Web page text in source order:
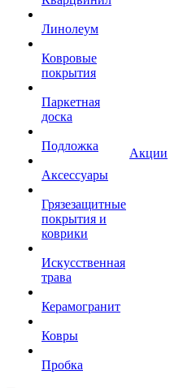
Линолеум
Ковровые
покрытия
Паркетная
доска
Подложка
Аксессуары
Грязезащитные
покрытия и
коврики
Искусственная
трава
Керамогранит
Ковры
Пробка
Акции